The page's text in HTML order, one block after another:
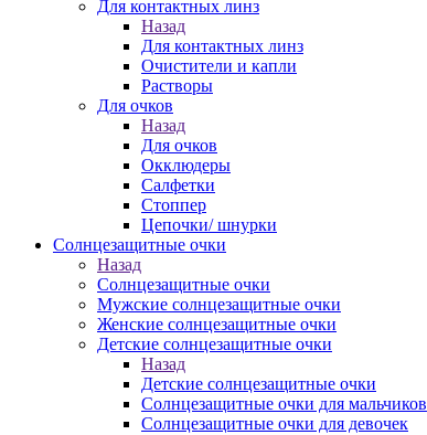
Для контактных линз
Назад
Для контактных линз
Очистители и капли
Растворы
Для очков
Назад
Для очков
Окклюдеры
Салфетки
Стоппер
Цепочки/ шнурки
Солнцезащитные очки
Назад
Солнцезащитные очки
Мужские солнцезащитные очки
Женские солнцезащитные очки
Детские солнцезащитные очки
Назад
Детские солнцезащитные очки
Солнцезащитные очки для мальчиков
Солнцезащитные очки для девочек